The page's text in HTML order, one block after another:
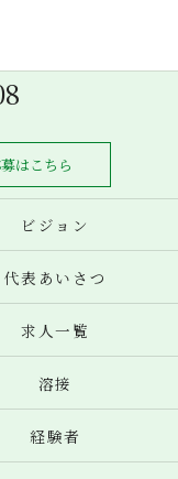
はこちら
ビジョン
代表あいさつ
求人一覧
溶接
経験者